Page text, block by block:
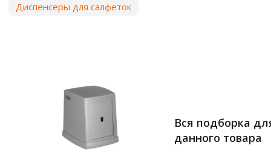
Диспенсеры для салфеток
Вся подборка
данного товара